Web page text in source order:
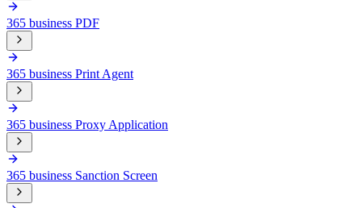
365 business PDF
365 business Print Agent
365 business Proxy Application
365 business Sanction Screen